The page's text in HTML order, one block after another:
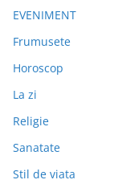
EVENIMENT
Frumusete
Horoscop
La zi
Religie
Sanatate
Stil de viata